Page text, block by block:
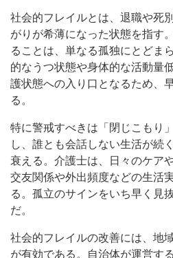
社会的フレイルとは、退職や死
がりが希薄になった状態を指す
ることは、単なる孤独にとどま
的なうつ状態や身体的な活動量
護状態への入り口となるため、
る。
特に警戒すべきは「閉じこもり
し、誰とも会話しない生活が続
衰える。介護士は、日々のケア
交友関係や外出頻度などの生活
る。孤立のサインをいち早く見
だ。
社会的フレイルの改善には、地
が有効である。自治体が運営す